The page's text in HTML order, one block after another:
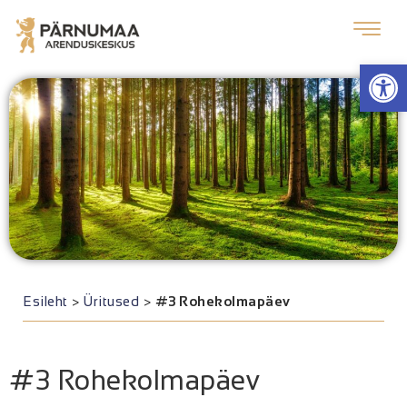
Esileht > Üritused > #3 Rohekolmapäev
#3 Rohekolmapäev